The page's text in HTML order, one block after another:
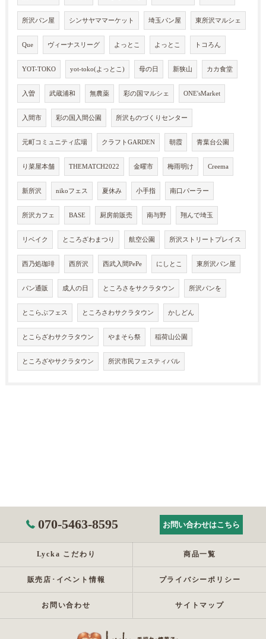
所沢パン屋 シンサヤママーケット 埼玉パン屋 東所沢マルシェ
Que ヴィーナスリーグ よっとこ よっとこ トコろん
YOT-TOKO yot-toko(よっとこ) 母の日 新狭山 カカ食堂
入曽 武蔵浦和 無農薬 彩の国マルシェ ONE'sMarket
入間市 彩の国入間公園 所沢ものづくりセンター
元町コミュニティ広場 クラフトGARDEN 朝霞 青葉台公園
り菜屋本舗 THEMATCH2022 金曜市 梅雨明け Creema
新所沢 nikoフェス 夏休み 小手指 南口パーラー
所沢カフェ BASE 厨房前販売 南与野 翔んで埼玉
リベイク ところざわまつり 航空公園 所沢ストリートプレイス
西乃処珈琲 西所沢 西武入間PePe にしとこ 東所沢パン屋
パン通販 成人の日 ところさをサクラタウン 所沢パンを
とこらぶフェス ところさわサクラタウン かしどん
とこらざわサクラタウン やまそら祭 稲荷山公園
ところざやサクラタウン 所沢市民フェスティバル
070-5463-8595 お問い合わせはこちら
Lycka こだわり 商品一覧
販売店･イベント情報 プライバシーポリシー
お問い合わせ サイトマップ